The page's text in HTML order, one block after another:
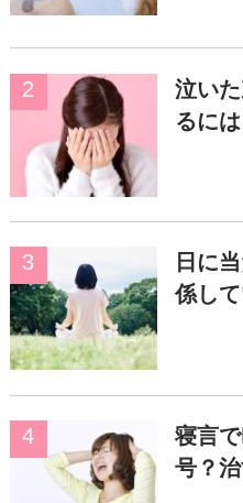
泣い
るに
日に
係し
寝言
号？